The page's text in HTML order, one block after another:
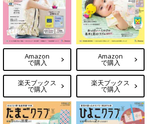
Amazon
で購入
楽天ブックス
で購入
Amazon
で購入
楽天ブックス
で購入